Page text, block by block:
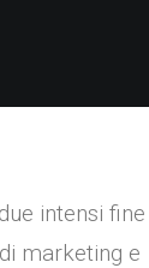
intensi fine
di marketing e